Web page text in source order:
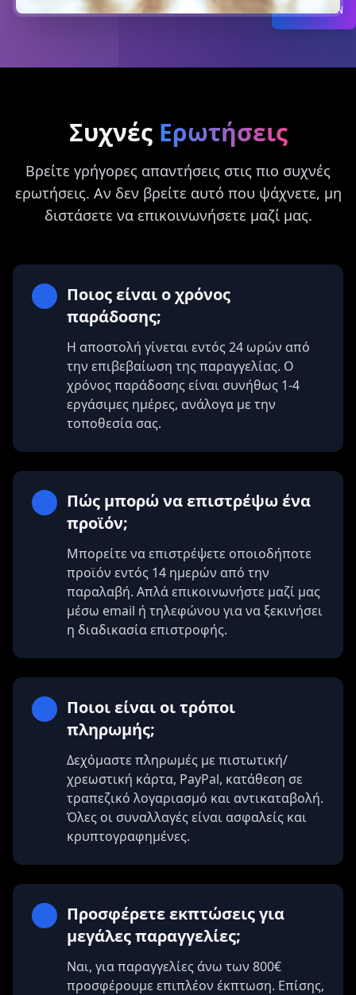
ΣΥΝΕΡΓΑΤΩΝ
Συχνές Ερωτήσεις
Βρείτε γρήγορες απαντήσεις στις πιο συχνές
ερωτήσεις. Αν δεν βρείτε αυτό που ψάχνετε, μη
διστάσετε να επικοινωνήσετε μαζί μας.
Ποιος είναι ο χρόνος
παράδοσης;
Η αποστολή γίνεται εντός 24 ωρών από
την επιβεβαίωση της παραγγελίας. Ο
χρόνος παράδοσης είναι συνήθως 1-4
εργάσιμες ημέρες, ανάλογα με την
τοποθεσία σας.
Πώς μπορώ να επιστρέψω ένα
προϊόν;
Μπορείτε να επιστρέψετε οποιοδήποτε
προϊόν εντός 14 ημερών από την
παραλαβή. Απλά επικοινωνήστε μαζί μας
μέσω email ή τηλεφώνου για να ξεκινήσει
η διαδικασία επιστροφής.
Ποιοι είναι οι τρόποι
πληρωμής;
Δεχόμαστε πληρωμές με πιστωτική/
χρεωστική κάρτα, PayPal, κατάθεση σε
τραπεζικό λογαριασμό και αντικαταβολή.
Όλες οι συναλλαγές είναι ασφαλείς και
κρυπτογραφημένες.
Προσφέρετε εκπτώσεις για
μεγάλες παραγγελίες;
Ναι, για παραγγελίες άνω των 800€
προσφέρουμε επιπλέον έκπτωση. Επίσης,